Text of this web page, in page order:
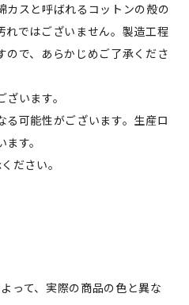
カスと呼ばれるコットンの殻の
れではございません。製造工程
ので、あらかじめご了承くださ
います。
る可能性がございます。生産ロ
す。
ださい。
って、実際の商品の色と異な